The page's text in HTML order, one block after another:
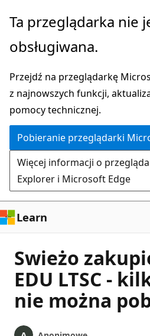
Przejdź
głównej
Ta przeglądarka nie
obsługiwana.
Przejdź na przeglądarkę
z najnowszych funkcji,
pomocy technicznej.
Pobieranie przeglądarki
Więcej informacji o
Explorer i Microsoft Edge
Learn
Swieżo
EDU LTSC -
nie można